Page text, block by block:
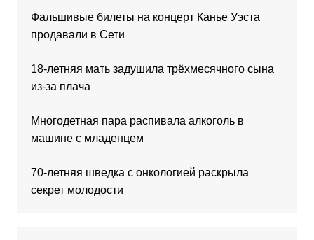
Фальшивые билеты на концерт Канье Уэста
продавали в Сети
18-летняя мать задушила трёхмесячного сына
из-за плача
Многодетная пара распивала алкоголь в
машине с младенцем
70-летняя шведка с онкологией раскрыла
секрет молодости